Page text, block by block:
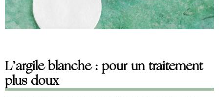
L’argile blanche : pour un traitement
plus doux